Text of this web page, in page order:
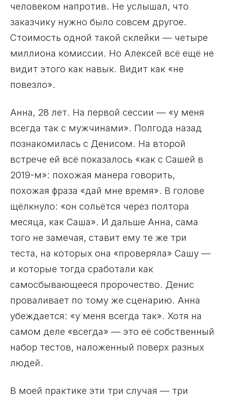
человеком напротив. Не услышал, что
заказчику нужно было совсем другое.
Стоимость одной такой склейки — четыре
миллиона комиссии. Но Алексей всё ещё не
видит этого как навык. Видит как «не
повезло».
Анна, 28 лет. На первой сессии — «у меня
всегда так с мужчинами». Полгода назад
познакомилась с Денисом. На второй
встрече ей всё показалось «как с Сашей в
2019-м»: похожая манера говорить,
похожая фраза «дай мне время». В голове
щёлкнуло: «он сольётся через полтора
месяца, как Саша». И дальше Анна, сама
того не замечая, ставит ему те же три
теста, на которых она «проверяла» Сашу —
и которые тогда сработали как
самосбывающееся пророчество. Денис
проваливает по тому же сценарию. Анна
убеждается: «у меня всегда так». Хотя на
самом деле «всегда» — это её собственный
набор тестов, наложенный поверх разных
людей.
В моей практике эти три случая — три